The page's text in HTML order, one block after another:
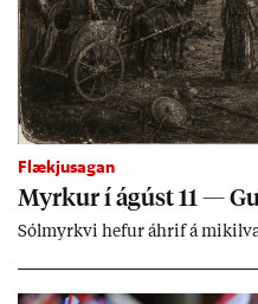
Flækjusagan
Myrk­ur í ág­úst 11 —
Sól­myrkvi hef­ur áhrif á